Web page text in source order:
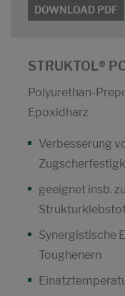
DOWNLOAD PDF
STRUKTOL®
Polyurethan-
Epoxidharz
Verbesserung
geeignet insb.
Synergistische
Toughenern